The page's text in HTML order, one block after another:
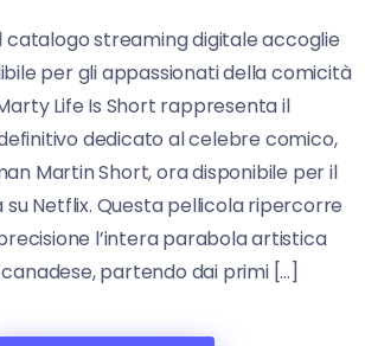
catalogo streaming digitale accoglie
per gli appassionati della comicità
Life Is Short rappresenta il
dedicato al celebre comico,
Martin Short, ora disponibile per il
su Netflix. Questa pellicola ripercorre
l’intera parabola artistica
partendo dai primi […]